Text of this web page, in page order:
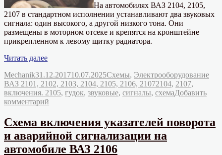
На автомобилях ВАЗ 2104, 2105,
2107 в стандартном исполнении устанавливают два звуковых
сигнала: один высокого, а другой низкого тона. Они
размещены в моторном отсеке и крепятся на кронштейне
прикрепленном к левому щитку радиатора.
Читать далее«Схема
звуковых
сигналов
(гудок)
автомобилей
2104,
2105,
2107»
Автор
MechanikОпубликовано
31.12.201710.07.2025Рубрики
Схемы, Электрооборудование
ВАЗ 2101, 2102, 2103, 2104, 2105, 2106, 2107Метки
2104, 2107,
включения. 2105, гудок, звуковые, сигналы, схемаДобавить
комментарий
Схема
включения
звуковых
сигналов
Схема включения указателей поворота
и аварийной сигнализации на
автомобиле ВАЗ 2106